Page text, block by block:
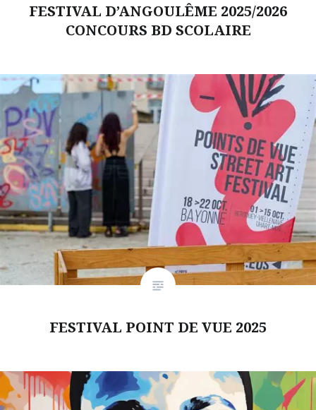
FESTIVAL D’ANGOULÊME 2025/2026
CONCOURS BD SCOLAIRE
FESTIVAL POINT DE VUE 2025